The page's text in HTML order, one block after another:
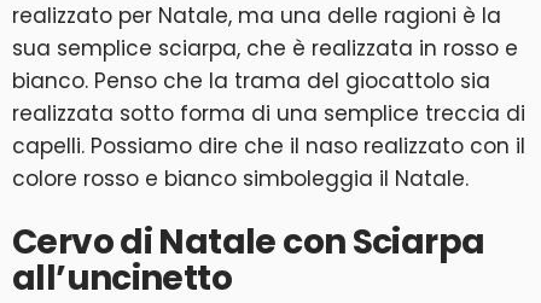
realizzato per Natale, ma una delle ragioni è la
sua semplice sciarpa, che è realizzata in rosso e
bianco. Penso che la trama del giocattolo sia
realizzata sotto forma di una semplice treccia di
capelli. Possiamo dire che il naso realizzato con il
colore rosso e bianco simboleggia il Natale.
Cervo di Natale con Sciarpa
all’uncinetto